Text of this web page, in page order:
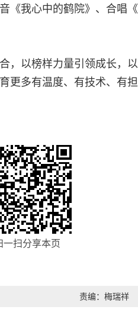
《我心中的鹤院》、合唱
，以榜样力量引领成长，
更多有温度、有技术、有
一扫分享本页
责编：梅瑞祥